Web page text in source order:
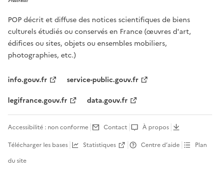
POP décrit et diffuse des notices scientifiques de biens
culturels étudiés ou conservés en France (œuvres d'art,
édifices ou sites, objets ou ensembles mobiliers,
photographies, etc.)
info.gouv.fr
service-public.gouv.fr
legifrance.gouv.fr
data.gouv.fr
Accessibilité : non conforme Contact
À propos
Télécharger les bases
Statistiques Centre d’aide
Plan
du site